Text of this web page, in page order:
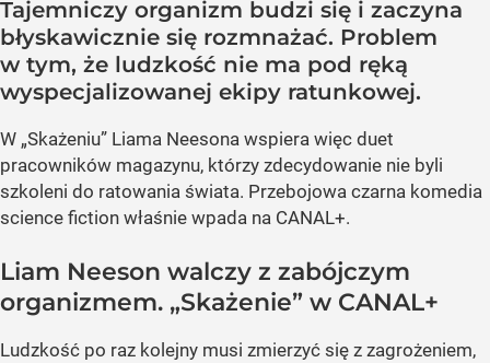
Tajemniczy organizm budzi się i zaczyna
błyskawicznie się rozmnażać. Problem
w tym, że ludzkość nie ma pod ręką
wyspecjalizowanej ekipy ratunkowej.
W „Skażeniu” Liama Neesona wspiera więc duet
pracowników magazynu, którzy zdecydowanie nie byli
szkoleni do ratowania świata. Przebojowa czarna komedia
science fiction właśnie wpada na CANAL+.
Liam Neeson walczy z zabójczym
organizmem. „Skażenie” w CANAL+
Ludzkość po raz kolejny musi zmierzyć się z zagrożeniem,